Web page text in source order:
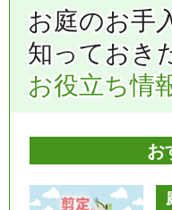
お庭のお手
知っておき
お役立ち情
お